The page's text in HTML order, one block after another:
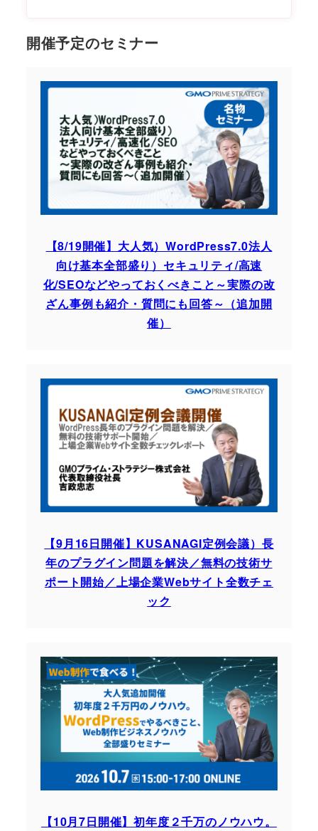
開催予定のセミナー
【8/19開催】大人気）WordPress7.0法人
向け基本全部盛り）セキュリティ/高速
化/SEOなどやっておくべきこと～実際の改
ざん事例も紹介・質問にも回答～（追加開
催）
【9月16日開催】KUSANAGI定例会議）長
年のプラグイン問題を解決／無料の技術サ
ポート開始／上場企業Webサイト全数チェ
ック
【10月7日開催】初年度２千万のノウハウ。